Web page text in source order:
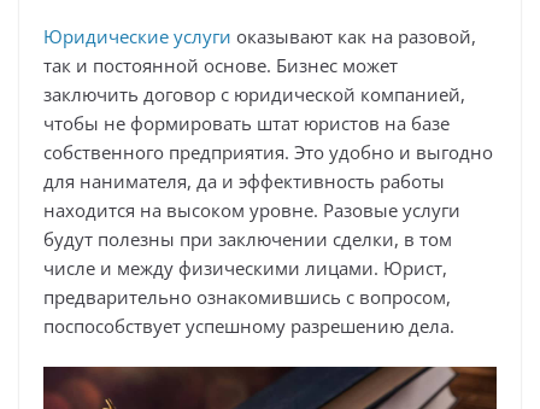
Юридические услуги оказывают как на разовой,
так и постоянной основе. Бизнес может
заключить договор с юридической компанией,
чтобы не формировать штат юристов на базе
собственного предприятия. Это удобно и выгодно
для нанимателя, да и эффективность работы
находится на высоком уровне. Разовые услуги
будут полезны при заключении сделки, в том
числе и между физическими лицами. Юрист,
предварительно ознакомившись с вопросом,
поспособствует успешному разрешению дела.